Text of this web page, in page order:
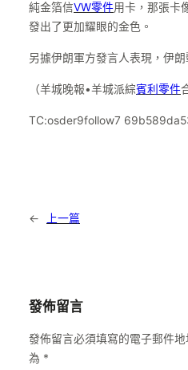
純金箔信VW零件用卡，那張卡
發出了更加耀眼的金色。
另據伊朗軍方發言人表現，伊
（羊城晚報•羊城派綜賓利零件
TC:osder9follow7
← 上一篇
發佈留言
發佈留言必須填寫的電子郵件地
為 *